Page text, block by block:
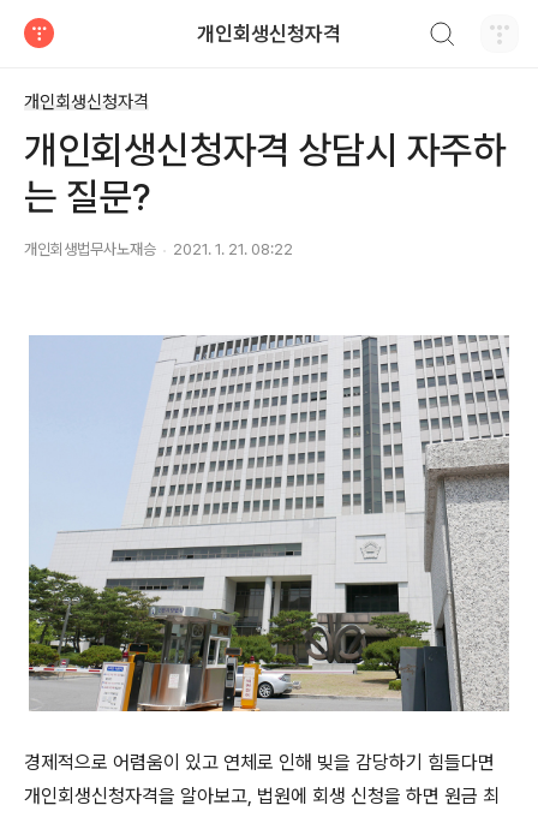
개인회생신청자격
개인회생신청자격
개인회생신청자격 상담시 자주하
는 질문?
개인회생법무사노재승 2021. 1. 21. 08:22
경제적으로 어렴움이 있고 연체로 인해 빚을 감당하기 힘들다면
개인회생신청자격을 알아보고, 법원에 회생 신청을 하면 원금 최